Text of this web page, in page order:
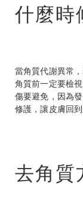
什麼時
當角質代謝異常
角質前一定要檢
傷要避免，因為
修護，讓皮膚回到
去角質